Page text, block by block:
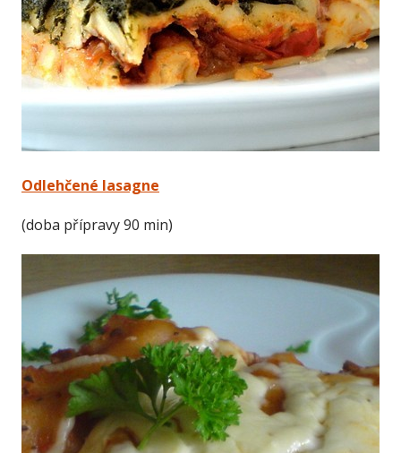
Odlehčené lasagne
(doba přípravy 90 min)